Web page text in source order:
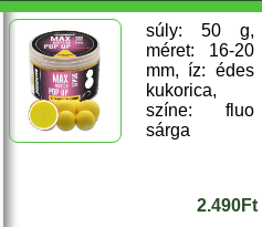
súly: 50 g,
méret: 16-20
mm, íz: édes
kukorica,
színe: fluo
sárga
2.490Ft